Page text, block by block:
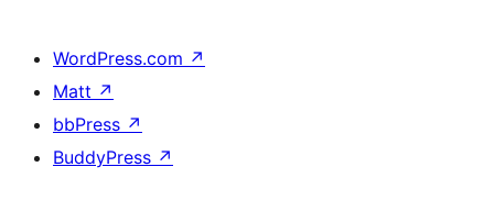
WordPress.com ↗
Matt ↗
bbPress ↗
BuddyPress ↗